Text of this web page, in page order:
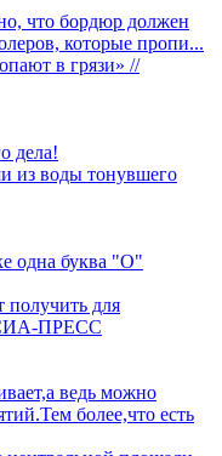
что бордюр должен
которые пропи...
в грязи» //
дела!
из воды тонувшего
одна буква "О"
для
СИА-ПРЕСС
ведь можно
более,что есть